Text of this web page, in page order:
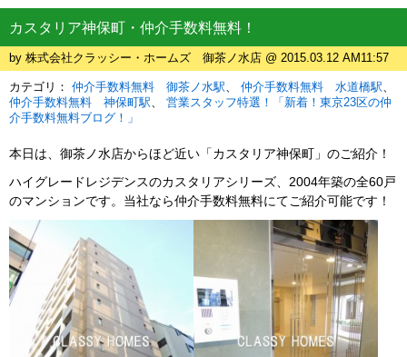
カスタリア神保町・仲介手数料無料！
by 株式会社クラッシー・ホームズ 御茶ノ水店 @ 2015.03.12 AM11:57
カテゴリ： 仲介手数料無料 御茶ノ水駅
仲介手数料無料 水道橋駅
仲介手数料無料 神保町駅
営業スタッフ特選！「新着！東京23区の仲
介手数料無料ブログ！」
本日は、御茶ノ水店からほど近い「カスタリア神保町」のご紹介！
ハイグレードレジデンスのカスタリアシリーズ、2004年築の全60戸
のマンションです。当社なら仲介手数料無料にてご紹介可能です！